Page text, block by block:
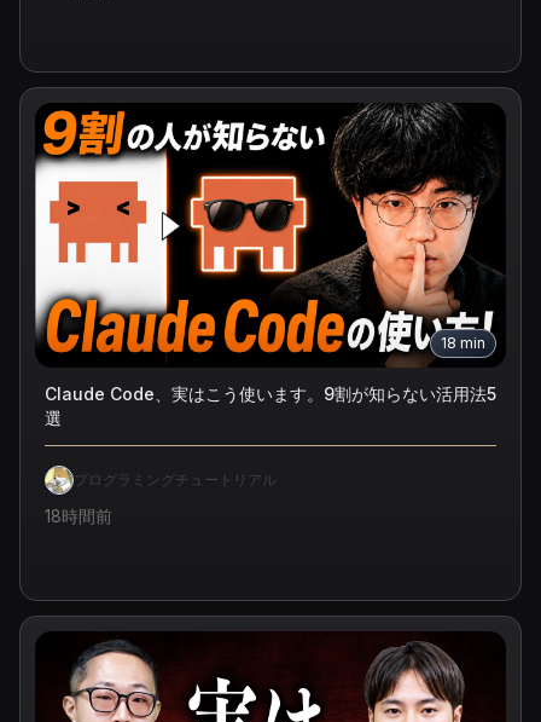
18 min
Claude Code、実はこう使います。9割が知らない活用法5
選
プログラミングチュートリアル
18時間前